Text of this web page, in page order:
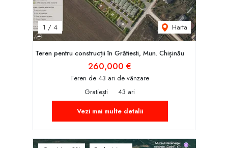
1 / 4 Harta
Teren pentru construcții în Grătiesti, Mun. Chișinău
260,000 €
Teren de 43 ari de vânzare
Gratiești
43 ari
Vezi mai multe detalii